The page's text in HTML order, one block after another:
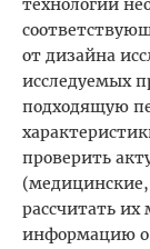
технологии
от дизайна
исследуемых
подходящую
проверить
рассчитать их
информацию о